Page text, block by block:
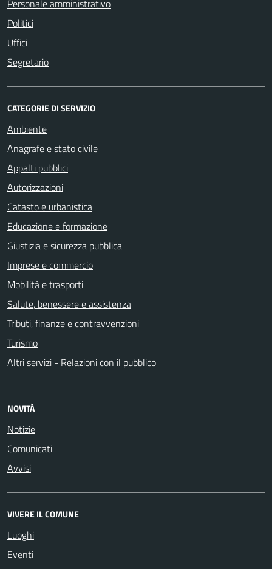
Personale amministrativo
Politici
Uffici
Segretario
CATEGORIE DI SERVIZIO
Ambiente
Anagrafe e stato civile
Appalti pubblici
Autorizzazioni
Catasto e urbanistica
Educazione e formazione
Giustizia e sicurezza pubblica
Imprese e commercio
Mobilità e trasporti
Salute, benessere e assistenza
Tributi, finanze e contravvenzioni
Turismo
Altri servizi - Relazioni con il pubblico
NOVITÀ
Notizie
Comunicati
Avvisi
VIVERE IL COMUNE
Luoghi
Eventi